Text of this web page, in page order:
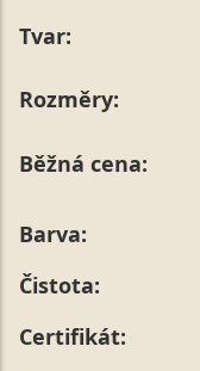
Tvar:
Rozměry:
Běžná cena:
Barva:
Čistota:
Certifikát: